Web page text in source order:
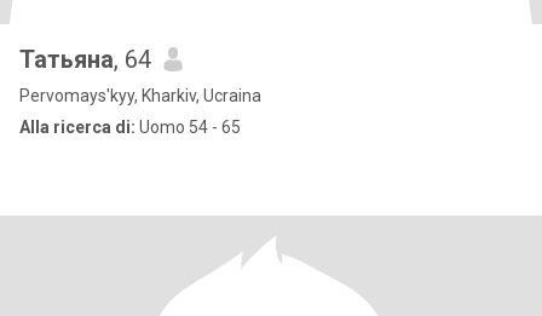
Татьяна, 64
Pervomays'kyy, Kharkiv, Ucraina
Alla ricerca di: Uomo 54 - 65